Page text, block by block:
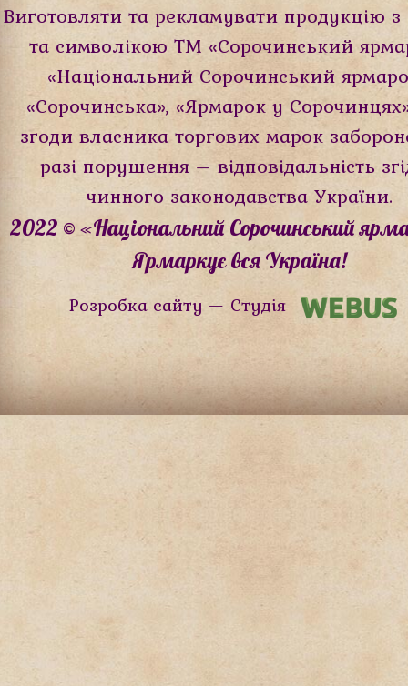
Виготовляти та рекламувати продукцію
та символікою ТМ «Сорочинський
«Національний Сорочинський
«Сорочинська», «Ярмарок у
згоди власника торгових марок
разі порушення – відповідальність
чинного законодавства України.
2022 © «Національний Сорочинський
Ярмаркує вся Україна!
Розробка сайту — Студія